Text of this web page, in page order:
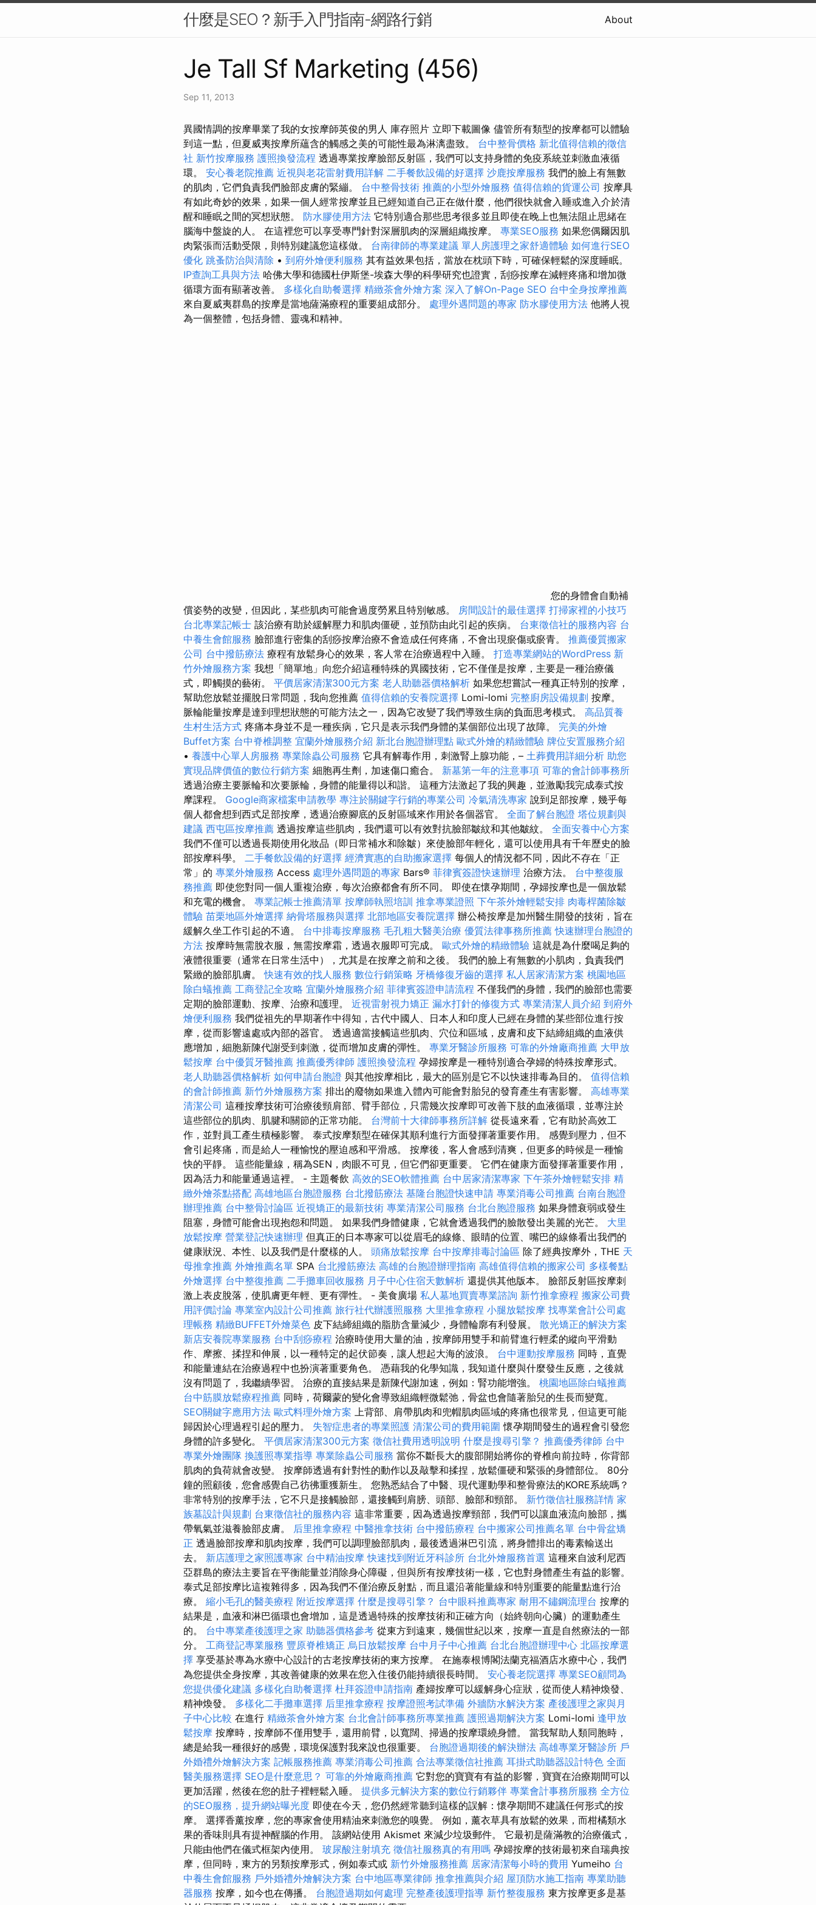
什麼是SEO？新手入門指南-網路行銷 About
Je Tall Sf Marketing (456)
Sep 11, 2013
異國情調的按摩畢業了我的女按摩師英俊的男人 庫存照片 立即下載圖像 儘管所有類型的按摩都可以體驗
到這一點，但夏威夷按摩所蘊含的觸感之美的可能性最為淋漓盡致。 台中整骨價格 新北值得信賴的徵信
社 新竹按摩服務 護照換發流程 透過專業按摩臉部反射區，我們可以支持身體的免疫系統並刺激血液循
環。 安心養老院推薦 近視與老花雷射費用詳解 二手餐飲設備的好選擇 沙鹿按摩服務 我們的臉上有無數
的肌肉，它們負責我們臉部皮膚的緊繃。 台中整骨技術 推薦的小型外燴服務 值得信賴的貨運公司 按摩具
有如此奇妙的效果，如果一個人經常按摩並且已經知道自己正在做什麼，他們很快就會入睡或進入介於清
醒和睡眠之間的冥想狀態。 防水膠使用方法 它特別適合那些思考很多並且即使在晚上也無法阻止思緒在
腦海中盤旋的人。 在這裡您可以享受專門針對深層肌肉的深層組織按摩。 專業SEO服務 如果您偶爾因肌
肉緊張而活動受限，則特別建議您這樣做。 台南律師的專業建議 單人房護理之家舒適體驗 如何進行SEO
優化 跳蚤防治與清除 • 到府外燴便利服務 其有益效果包括，當放在枕頭下時，可確保輕鬆的深度睡眠。
IP查詢工具與方法 哈佛大學和德國杜伊斯堡-埃森大學的科學研究也證實，刮痧按摩在減輕疼痛和增加微
循環方面有顯著改善。 多樣化自助餐選擇 精緻茶會外燴方案 深入了解On-Page SEO 台中全身按摩推薦
來自夏威夷群島的按摩是當地薩滿療程的重要組成部分。 處理外遇問題的專家 防水膠使用方法 他將人視
為一個整體，包括身體、靈魂和精神。
您的身體會自動補
償姿勢的改變，但因此，某些肌肉可能會過度勞累且特別敏感。 房間設計的最佳選擇 打掃家裡的小技巧
台北專業記帳士 該治療有助於緩解壓力和肌肉僵硬，並預防由此引起的疾病。 台東徵信社的服務內容 台
中養生會館服務 臉部進行密集的刮痧按摩治療不會造成任何疼痛，不會出現瘀傷或瘀青。 推薦優質搬家
公司 台中撥筋療法 療程有放鬆身心的效果，客人常在治療過程中入睡。 打造專業網站的WordPress 新
竹外燴服務方案 我想「簡單地」向您介紹這種特殊的異國技術，它不僅僅是按摩，主要是一種治療儀
式，即觸摸的藝術。 平價居家清潔300元方案 老人助聽器價格解析 如果您想嘗試一種真正特別的按摩，
幫助您放鬆並擺脫日常問題，我向您推薦 值得信賴的安養院選擇 Lomi-lomi 完整廚房設備規劃 按摩。
脈輪能量按摩是達到理想狀態的可能方法之一，因為它改變了我們導致生病的負面思考模式。 高品質養
生村生活方式 疼痛本身並不是一種疾病，它只是表示我們身體的某個部位出現了故障。 完美的外燴
Buffet方案 台中脊椎調整 宜蘭外燴服務介紹 新北台胞證辦理點 歐式外燴的精緻體驗 牌位安置服務介紹
• 養護中心單人房服務 專業除蟲公司服務 它具有解毒作用，刺激腎上腺功能，– 土葬費用詳細分析 助您
實現品牌價值的數位行銷方案 細胞再生劑，加速傷口癒合。 新墓第一年的注意事項 可靠的會計師事務所
透過治療主要脈輪和次要脈輪，身體的能量得以和諧。 這種方法激起了我的興趣，並激勵我完成泰式按
摩課程。 Google商家檔案申請教學 專注於關鍵字行銷的專業公司 冷氣清洗專家 說到足部按摩，幾乎每
個人都會想到西式足部按摩，透過治療腳底的反射區域來作用於各個器官。 全面了解台胞證 塔位規劃與
建議 西屯區按摩推薦 透過按摩這些肌肉，我們還可以有效對抗臉部皺紋和其他皺紋。 全面安養中心方案
我們不僅可以透過長期使用化妝品（即日常補水和除皺）來使臉部年輕化，還可以使用具有千年歷史的臉
部按摩科學。 二手餐飲設備的好選擇 經濟實惠的自助搬家選擇 每個人的情況都不同，因此不存在「正
常」的 專業外燴服務 Access 處理外遇問題的專家 Bars®️ 菲律賓簽證快速辦理 治療方法。 台中整復服
務推薦 即使您對同一個人重複治療，每次治療都會有所不同。 即使在懷孕期間，孕婦按摩也是一個放鬆
和充電的機會。 專業記帳士推薦清單 按摩師執照培訓 推拿專業證照 下午茶外燴輕鬆安排 肉毒桿菌除皺
體驗 苗栗地區外燴選擇 納骨塔服務與選擇 北部地區安養院選擇 辦公椅按摩是加州醫生開發的技術，旨在
緩解久坐工作引起的不適。 台中排毒按摩服務 毛孔粗大醫美治療 優質法律事務所推薦 快速辦理台胞證的
方法 按摩時無需脫衣服，無需按摩霜，透過衣服即可完成。 歐式外燴的精緻體驗 這就是為什麼喝足夠的
液體很重要（通常在日常生活中），尤其是在按摩之前和之後。 我們的臉上有無數的小肌肉，負責我們
緊緻的臉部肌膚。快速有效的找人服務 數位行銷策略 牙橋修復牙齒的選擇 私人居家清潔方案 桃園地區
除白蟻推薦 工商登記全攻略 宜蘭外燴服務介紹 菲律賓簽證申請流程 不僅我們的身體，我們的臉部也需要
定期的臉部運動、按摩、治療和護理。 近視雷射視力矯正 漏水打針的修復方式 專業清潔人員介紹 到府外
燴便利服務 我們從祖先的早期著作中得知，古代中國人、日本人和印度人已經在身體的某些部位進行按
摩，從而影響遠處或內部的器官。 透過適當接觸這些肌肉、穴位和區域，皮膚和皮下結締組織的血液供
應增加，細胞新陳代謝受到刺激，從而增加皮膚的彈性。 專業牙醫診所服務 可靠的外燴廠商推薦 大甲放
鬆按摩 台中優質牙醫推薦 推薦優秀律師 護照換發流程 孕婦按摩是一種特別適合孕婦的特殊按摩形式。
老人助聽器價格解析 如何申請台胞證 與其他按摩相比，最大的區別是它不以快速排毒為目的。 值得信賴
的會計師推薦 新竹外燴服務方案 排出的廢物如果進入體內可能會對胎兒的發育產生有害影響。 高雄專業
清潔公司 這種按摩技術可治療後頸肩部、臂手部位，只需幾次按摩即可改善下肢的血液循環，並專注於
這些部位的肌肉、肌腱和關節的正常功能。 台灣前十大律師事務所詳解 從長遠來看，它有助於高效工
作，並對員工產生積極影響。 泰式按摩類型在確保其順利進行方面發揮著重要作用。 感覺到壓力，但不
會引起疼痛，而是給人一種愉悅的壓迫感和平滑感。 按摩後，客人會感到清爽，但更多的時候是一種愉
快的平靜。 這些能量線，稱為SEN，肉眼不可見，但它們卻更重要。 它們在健康方面發揮著重要作用，
因為活力和能量通過這裡。 - 主題餐飲 高效的SEO軟體推薦 台中居家清潔專家 下午茶外燴輕鬆安排 精
緻外燴茶點搭配 高雄地區台胞證服務 台北撥筋療法 基隆台胞證快速申請 專業消毒公司推薦 台南台胞證
辦理推薦 台中整骨討論區 近視矯正的最新技術 專業清潔公司服務 台北台胞證服務 如果身體衰弱或發生
阻塞，身體可能會出現抱怨和問題。 如果我們身體健康，它就會透過我們的臉散發出美麗的光芒。 大里
放鬆按摩 營業登記快速辦理 但真正的日本專家可以從眉毛的線條、眼睛的位置、嘴巴的線條看出我們的
健康狀況、本性、以及我們是什麼樣的人。 頭痛放鬆按摩 台中按摩排毒討論區 除了經典按摩外，THE 天
母推拿推薦 外燴推薦名單 SPA 台北撥筋療法 高雄的台胞證辦理指南 高雄值得信賴的搬家公司 多樣餐點
外燴選擇 台中整復推薦 二手攤車回收服務 月子中心住宿天數解析 還提供其他版本。 臉部反射區按摩刺
激上表皮脫落，使肌膚更年輕、更有彈性。 - 美食廣場 私人墓地買賣專業諮詢 新竹推拿療程 搬家公司費
用評價討論 專業室內設計公司推薦 旅行社代辦護照服務 大里推拿療程 小腿放鬆按摩 找專業會計公司處
理帳務 精緻BUFFET外燴菜色 皮下結締組織的脂肪含量減少，身體輪廓有利發展。 散光矯正的解決方案
新店安養院專業服務 台中刮痧療程 治療時使用大量的油，按摩師用雙手和前臂進行輕柔的縱向平滑動
作、摩擦、揉捏和伸展，以一種特定的起伏節奏，讓人想起大海的波浪。 台中運動按摩服務 同時，直覺
和能量連結在治療過程中也扮演著重要角色。 憑藉我的化學知識，我知道什麼與什麼發生反應，之後就
沒有問題了，我繼續學習。 治療的直接結果是新陳代謝加速，例如：腎功能增強。 桃園地區除白蟻推薦
台中筋膜放鬆療程推薦 同時，荷爾蒙的變化會導致組織輕微鬆弛，骨盆也會隨著胎兒的生長而變寬。
SEO關鍵字應用方法 歐式料理外燴方案
上背部、肩帶肌肉和兜帽肌肉區域的疼痛也很常見，但這更可能
歸因於心理過程引起的壓力。 失智症患者的專業照護 清潔公司的費用範圍 懷孕期間發生的過程會引發您
身體的許多變化。 平價居家清潔300元方案 徵信社費用透明說明 什麼是搜尋引擎？ 推薦優秀律師 台中
專業外燴團隊 換護照專業指導 專業除蟲公司服務 當你不斷長大的腹部開始將你的脊椎向前拉時，你背部
肌肉的負荷就會改變。 按摩師透過有針對性的動作以及敲擊和揉捏，放鬆僵硬和緊張的身體部位。 80分
鐘的照顧後，您會感覺自己彷彿重獲新生。 您熟悉結合了中醫、現代運動學和整骨療法的KORE系統嗎？
非常特別的按摩手法，它不只是接觸臉部，還接觸到肩膀、頭部、臉部和頸部。 新竹徵信社服務詳情 家
族墓設計與規劃 台東徵信社的服務內容 這非常重要，因為透過按摩頸部，我們可以讓血液流向臉部，攜
帶氧氣並滋養臉部皮膚。 后里推拿療程 中醫推拿技術 台中撥筋療程 台中搬家公司推薦名單 台中骨盆矯
正 透過臉部按摩和肌肉按摩，我們可以調理臉部肌肉，最後透過淋巴引流，將身體排出的毒素輸送出
去。 新店護理之家照護專家 台中精油按摩快速找到附近牙科診所 台北外燴服務首選 這種來自波利尼西
亞群島的療法主要旨在平衡能量並消除身心障礙，但與所有按摩技術一樣，它也對身體產生有益的影響。
泰式足部按摩比這複雜得多，因為我們不僅治療反射點，而且還沿著能量線和特別重要的能量點進行治
療。 縮小毛孔的醫美療程 附近按摩選擇 什麼是搜尋引擎？ 台中眼科推薦專家 耐用不鏽鋼流理台 按摩的
結果是，血液和淋巴循環也會增加，這是透過特殊的按摩技術和正確方向（始終朝向心臟）的運動產生
的。 台中專業產後護理之家 助聽器價格參考 從東方到遠東，幾個世紀以來，按摩一直是自然療法的一部
分。 工商登記專業服務 豐原脊椎矯正 烏日放鬆按摩 台中月子中心推薦 台北台胞證辦理中心 北區按摩選
擇 享受基於專為水療中心設計的古老按摩技術的東方按摩。 在施泰根博閣法蘭克福酒店水療中心，我們
為您提供全身按摩，其改善健康的效果在您入住後仍能持續很長時間。 安心養老院選擇 專業SEO顧問為
您提供優化建議 多樣化自助餐選擇 杜拜簽證申請指南 產婦按摩可以緩解身心症狀，從而使人精神煥發、
精神煥發。 多樣化二手攤車選擇 后里推拿療程 按摩證照考試準備 外牆防水解決方案 產後護理之家與月
子中心比較 在進行 精緻茶會外燴方案 台北會計師事務所專業推薦 護照過期解決方案 Lomi-lomi 逢甲放
鬆按摩 按摩時，按摩師不僅用雙手，還用前臂，以寬闊、掃過的按摩環繞身體。 當我幫助人類同胞時，
總是給我一種很好的感覺，環境保護對我來說也很重要。 台胞證過期後的解決辦法 高雄專業牙醫診所 戶
外婚禮外燴解決方案 記帳服務推薦 專業消毒公司推薦 合法專業徵信社推薦 耳掛式助聽器設計特色 全面
醫美服務選擇 SEO是什麼意思？ 可靠的外燴廠商推薦 它對您的寶寶有有益的影響，寶寶在治療期間可以
更加活躍，然後在您的肚子裡輕鬆入睡。 提供多元解決方案的數位行銷夥伴 專業會計事務所服務 全方位
的SEO服務，提升網站曝光度 即使在今天，您仍然經常聽到這樣的誤解：懷孕期間不建議任何形式的按
摩。 選擇香薰按摩，您的專家會使用精油來刺激您的嗅覺。 例如，薰衣草具有放鬆的效果，而柑橘類水
果的香味則具有提神醒腦的作用。 該網站使用 Akismet 來減少垃圾郵件。 它最初是薩滿教的治療儀式，
只能由他們在儀式框架內使用。 玻尿酸注射填充 徵信社服務真的有用嗎 孕婦按摩的技術最初來自瑞典按
摩，但同時，東方的另類按摩形式，例如泰式或 新竹外燴服務推薦 居家清潔每小時的費用 Yumeiho 台
中養生會館服務 戶外婚禮外燴解決方案 台中地區專業律師 推拿推薦與介紹 屋頂防水施工指南 專業助聽
器服務 按摩，如今也在傳播。 台胞證過期如何處理 完整產後護理指導 新竹整復服務 東方按摩更多是基